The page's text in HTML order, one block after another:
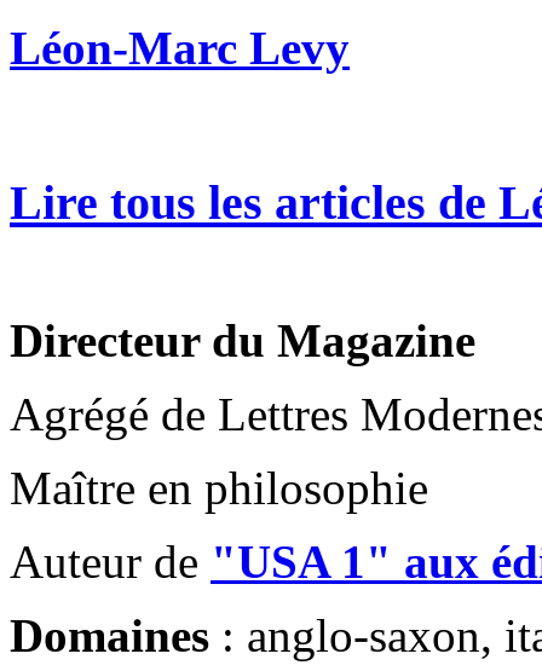
Léon-Marc Levy
Lire tous les articles de
Directeur du Magazine
Agrégé de Lettres
Maître en philosophie
Auteur de "USA 1" aux
Domaines : anglo-saxon,